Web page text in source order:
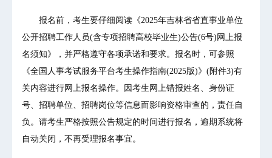
报名前，考生要仔细阅读《2025年吉林省省直事业单位
公开招聘工作人员(含专项招聘高校毕业生)公告(6号)网上报
名须知》，并严格遵守各项承诺和要求。报名时，可参照
《全国人事考试服务平台考生操作指南(2025版)》(附件3)有
关内容进行网上报名操作。因考生网上错报姓名、身份证
号、招聘单位、招聘岗位等信息而影响资格审查的，责任自
负。请考生严格按照公告规定的时间进行报名，逾期系统将
自动关闭，不再受理报名事宜。